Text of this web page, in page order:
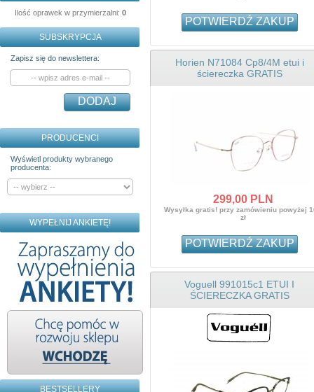
Ilość oprawek w przymierzalni: 0
SUBSKRYPCJA
Zapisz się do newslettera:
DODAJ
PRODUCENCI
Wyświetl produkty wybranego
producenta:
WYPEŁNIJ ANKIETĘ!
BESTSELLERY
POTWIERDŹ ZAKUP
Horien N71084 Cp8/4M etui i
ściereczka GRATIS
299,00PLN
Wysyłka gratis! przy zamówieniu powyżej
zł
POTWIERDŹ ZAKUP
Voguell 991015c1 ETUI I
ŚCIERECZKA GRATIS